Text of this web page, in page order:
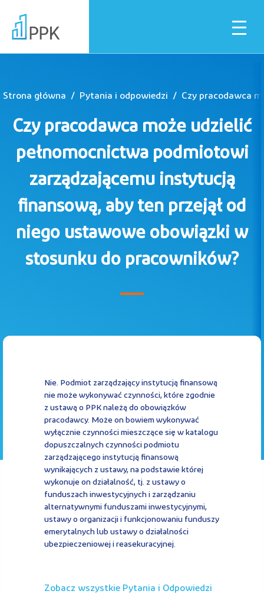
Dla pracownika
Dla pracodawcy
Instytucje finansowe
Pliki do pobrania
Zaloguj się
A
Strona główna Pytania i odpowiedzi
Czy pracodawca może udzielić
pełnomocnictwa podmiotowi
zarządzającemu instytucją
finansową, aby ten przejął od
niego ustawowe obowiązki w
stosunku do pracowników?
Nie. Podmiot zarządzający instytucją finansową
nie może wykonywać czynności, które zgodnie
z ustawą o PPK należą do obowiązków
pracodawcy. Może on bowiem wykonywać
wyłącznie czynności mieszczące się w katalogu
dopuszczalnych czynności podmiotu
zarządzającego instytucją finansową
wynikających z ustawy, na podstawie której
wykonuje on działalność, tj. z ustawy o
funduszach inwestycyjnych i zarządzaniu
alternatywnymi funduszami inwestycyjnymi,
ustawy o organizacji i funkcjonowaniu funduszy
emerytalnych lub ustawy o działalności
ubezpieczeniowej i reasekuracyjnej.
Zobacz wszystkie Pytania i Odpowiedzi